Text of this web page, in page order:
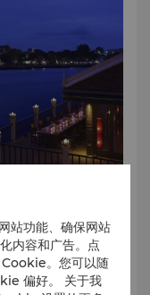
（2023 年 1 月） 荣
布斯旅游指南四星级酒
15 日） Salathip泰国
证书（2023年9
曼谷 8 家最佳酒店“曼
在美国《Conde Nast
年读者选择奖”中，
第 3 名。 （2023 年
Traveller Asia-Pacific
佳商务酒店”排名第三
谷最佳婚礼地点”奖
Grill & Bar 荣获
洲餐饮体验奖，由
2023 年 11 月 23 日）
曼谷传统和现代风
站功能、确保网站
内容和广告。点
Cookie。您可以随
偏好。 关于我